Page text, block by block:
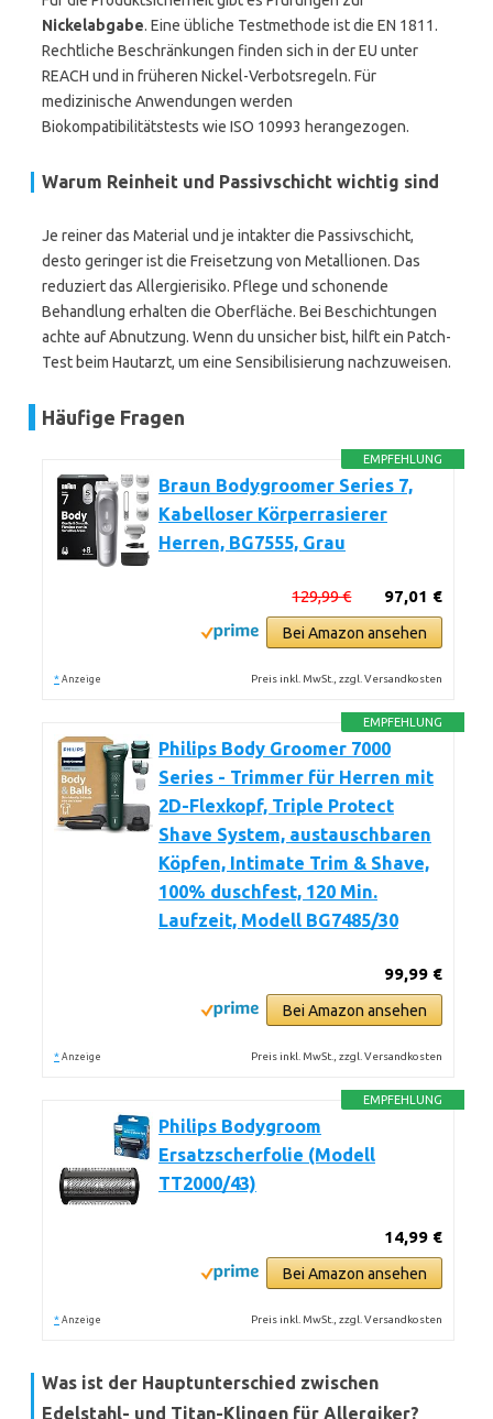
Nickelabgabe. Eine übliche Testmethode ist die EN 1811.
Rechtliche Beschränkungen finden sich in der EU unter
REACH und in früheren Nickel-Verbotsregeln. Für
medizinische Anwendungen werden
Biokompatibilitätstests wie ISO 10993 herangezogen.
Warum Reinheit und Passivschicht wichtig sind
Je reiner das Material und je intakter die Passivschicht,
desto geringer ist die Freisetzung von Metallionen. Das
reduziert das Allergierisiko. Pflege und schonende
Behandlung erhalten die Oberfläche. Bei Beschichtungen
achte auf Abnutzung. Wenn du unsicher bist, hilft ein Patch-
Test beim Hautarzt, um eine Sensibilisierung nachzuweisen.
Häufige Fragen
EMPFEHLUNG
Braun Bodygroomer Series 7,
Kabelloser Körperrasierer
Herren, BG7555, Grau
97,01 €
129,99 €
Bei Amazon ansehen
* Anzeige Preis inkl. MwSt., zzgl. Versandkosten
EMPFEHLUNG
Philips Body Groomer 7000
Series - Trimmer für Herren mit
2D-Flexkopf, Triple Protect
Shave System, austauschbaren
Köpfen, Intimate Trim & Shave,
100% duschfest, 120 Min.
Laufzeit, Modell BG7485/30
99,99 €
Bei Amazon ansehen
* Anzeige Preis inkl. MwSt., zzgl. Versandkosten
EMPFEHLUNG
Philips Bodygroom
Ersatzscherfolie (Modell
TT2000/43)
14,99 €
Bei Amazon ansehen
* Anzeige Preis inkl. MwSt., zzgl. Versandkosten
Was ist der Hauptunterschied zwischen
Edelstahl- und Titan-Klingen für Allergiker?